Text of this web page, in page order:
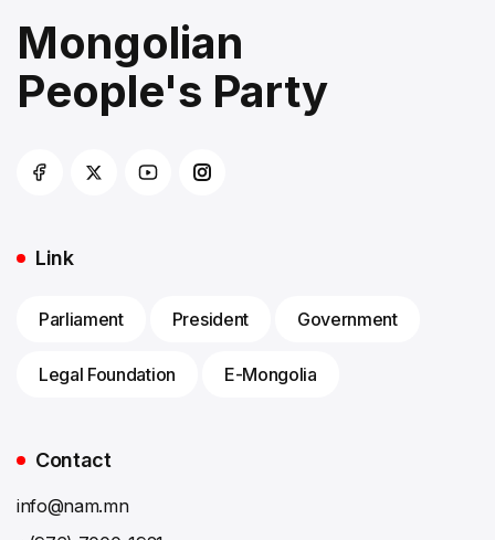
Mongolian
People's Party
Link
Parliament President Government
Legal Foundation E-Mongolia
Contact
info@nam.mn